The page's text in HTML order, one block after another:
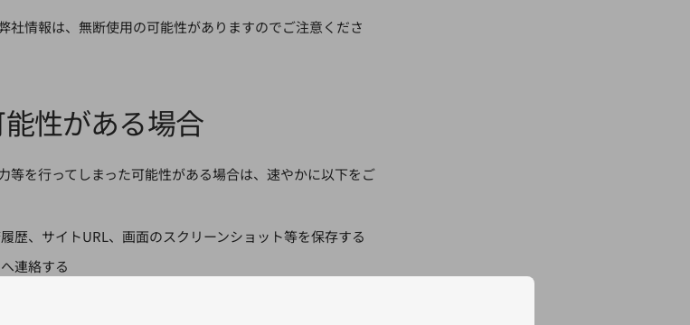
社情報は、無断使用の可能性がありますのでご注意くださ
性がある場合
等を行ってしまった可能性がある場合は、速やかに以下をご
歴、サイトURL、画面のスクリーンショット等を保存する
連絡する